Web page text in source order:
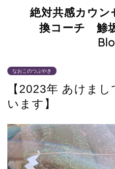
絶対共感カウン
換コーチ 鯵
なおこのつぶやき
【2023年 あけま
います】